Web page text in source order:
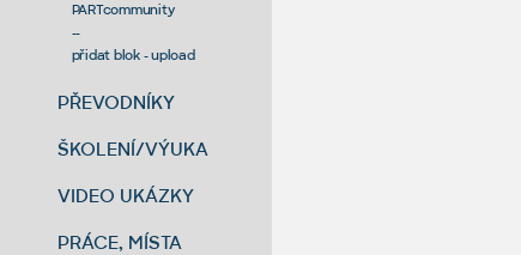
PARTcommunity
--
přidat blok - upload
PŘEVODNÍKY
ŠKOLENÍ/VÝUKA
VIDEO UKÁZKY
PRÁCE, MÍSTA